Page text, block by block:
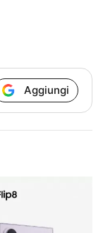
Aggiungi